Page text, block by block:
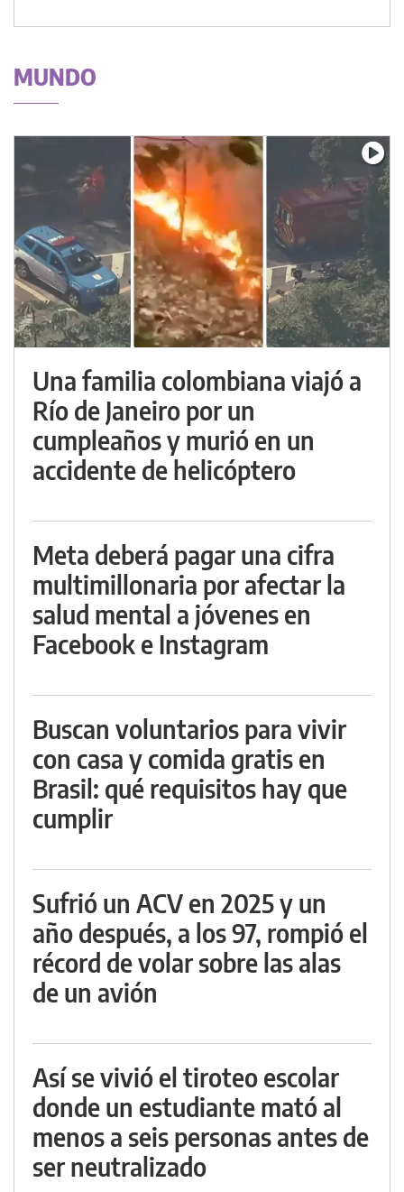
MUNDO
Una familia colombiana viajó a
Río de Janeiro por un
cumpleaños y murió en un
accidente de helicóptero
Meta deberá pagar una cifra
multimillonaria por afectar la
salud mental a jóvenes en
Facebook e Instagram
Buscan voluntarios para vivir
con casa y comida gratis en
Brasil: qué requisitos hay que
cumplir
Sufrió un ACV en 2025 y un
año después, a los 97, rompió el
récord de volar sobre las alas
de un avión
Así se vivió el tiroteo escolar
donde un estudiante mató al
menos a seis personas antes de
ser neutralizado